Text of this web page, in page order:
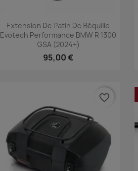
Aperçu rapide
Extension De Patin De Béquille
Evotech Performance BMW R 1300
GSA (2024+)
95,00 €
favorite_border